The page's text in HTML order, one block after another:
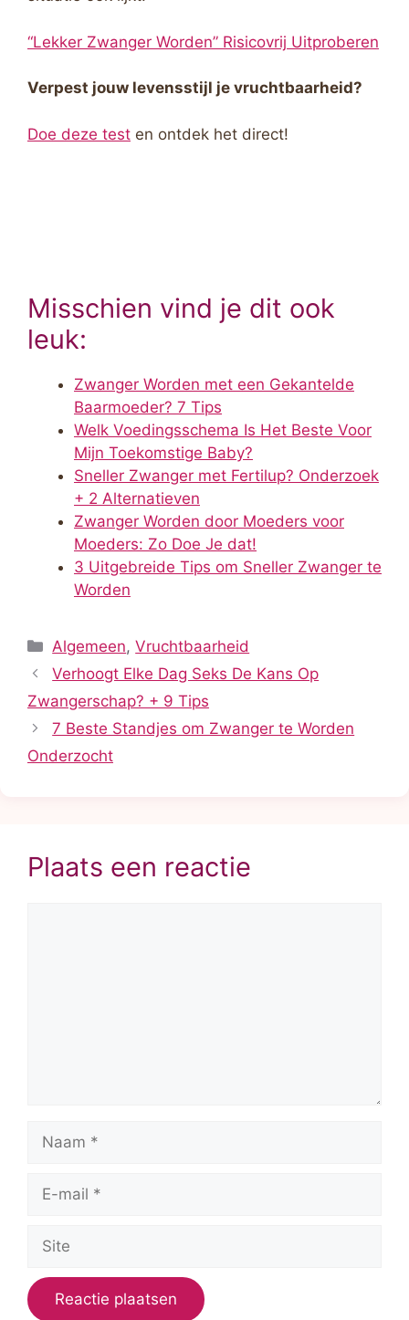
“Lekker Zwanger Worden” Risicovrij Uitproberen
Verpest jouw levensstijl je vruchtbaarheid?
Doe deze test en ontdek het direct!
Misschien vind je dit ook
leuk:
Zwanger Worden met een Gekantelde
Baarmoeder? 7 Tips
Welk Voedingsschema Is Het Beste Voor
Mijn Toekomstige Baby?
Sneller Zwanger met Fertilup? Onderzoek
+ 2 Alternatieven
Zwanger Worden door Moeders voor
Moeders: Zo Doe Je dat!
3 Uitgebreide Tips om Sneller Zwanger te
Worden
Categorieën
Algemeen,Vruchtbaarheid
Verhoogt Elke Dag Seks De Kans Op
Zwangerschap? + 9 Tips
7 Beste Standjes om Zwanger te Worden
Onderzocht
Plaats een reactie
Naam
Site